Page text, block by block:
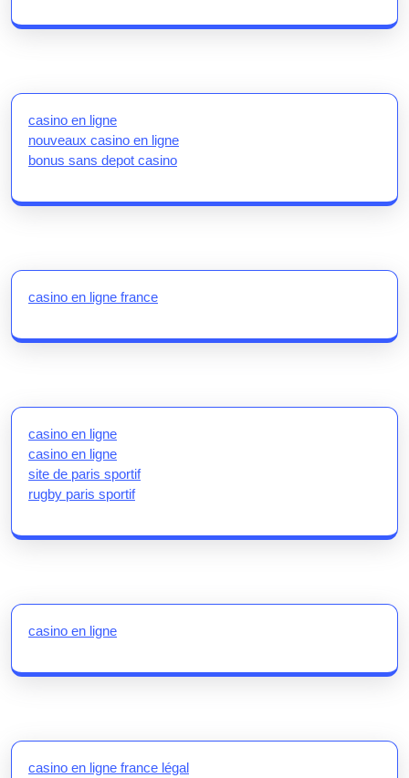
casino en ligne
nouveaux casino en ligne
bonus sans depot casino
casino en ligne france
casino en ligne
casino en ligne
site de paris sportif
rugby paris sportif
casino en ligne
casino en ligne france légal